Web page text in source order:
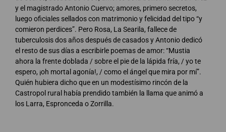
y el magistrado Antonio Cuervo; amores, primero secretos,
luego oficiales sellados con matrimonio y felicidad del tipo “y
comieron perdices”. Pero Rosa, La Searila, fallece de
tuberculosis dos años después de casados y Antonio dedicó
el resto de sus días a escribirle poemas de amor: “Mustia
ahora la frente doblada / sobre el pie de la lápida fría, / yo te
espero, ¡oh mortal agonía!, / como el ángel que mira por mí”.
Quién hubiera dicho que en un modestísimo rincón de la
Castropol rural había prendido también la llama que animó a
los Larra, Espronceda o Zorrilla.